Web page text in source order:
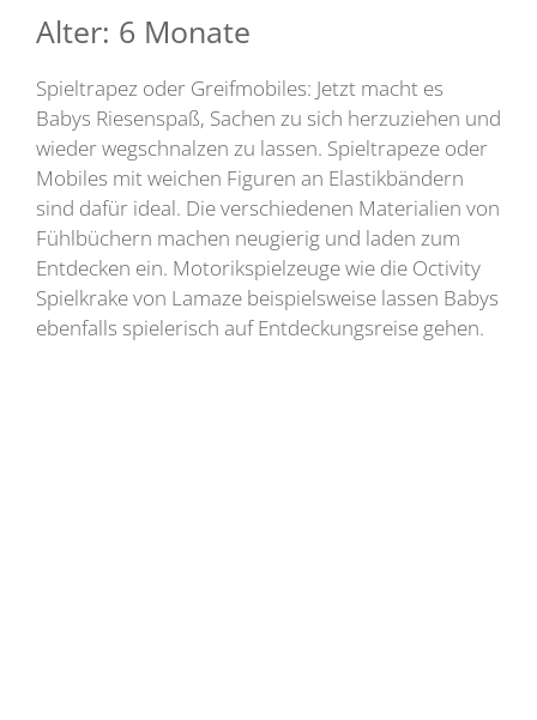
Alter: 6 Monate
Spieltrapez oder Greifmobiles: Jetzt macht es
Babys Riesenspaß, Sachen zu sich herzuziehen und
wieder wegschnalzen zu lassen. Spieltrapeze oder
Mobiles mit weichen Figuren an Elastikbändern
sind dafür ideal. Die verschiedenen Materialien von
Fühlbüchern machen neugierig und laden zum
Entdecken ein. Motorikspielzeuge wie die Octivity
Spielkrake von Lamaze beispielsweise lassen Babys
ebenfalls spielerisch auf Entdeckungsreise gehen.